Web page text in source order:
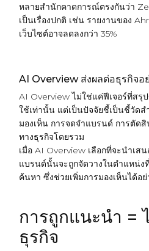
หลายสำนักคาดการณ์ตรงกันว่า
เป็นเรื่องปกติ เช่น รายงานของ
เว็บไซต์อาจลดลงกว่า 35%
AI Overview ส่งผลต่อธุรกิจอ
AI Overview ไม่ใช่แค่ฟีเจอร์ที่สรุ
ใช้เท่านั้น แต่เป็นปัจจัยชี้เป็นชี้วัด
มองเห็น การจดจำแบรนด์ การตัด
ทางธุรกิจโดยรวม
เมื่อ AI Overview เลือกที่จะนำเ
แบรนด์นั้นจะถูกจัดวางในตำแหน่
ค้นหา ซึ่งช่วยเพิ่มการมองเห็นได้อย่
การถูกแนะนำ =
ธุรกิจ